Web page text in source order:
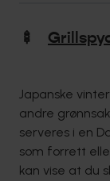
🍢
Japanske
andre
serveres i en
som forrett
kan vise at du